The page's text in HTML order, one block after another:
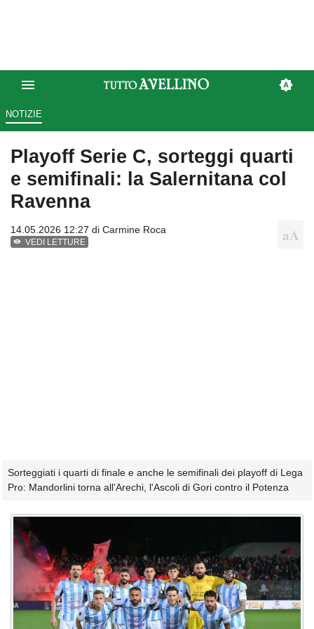
NOTIZIE
Playoff Serie C, sorteggi quarti
e semifinali: la Salernitana col
Ravenna
14.05.2026 12:27 di Carmine Roca
VEDI LETTURE
Sorteggiati i quarti di finale e anche le semifinali dei playoff di Lega
Pro: Mandorlini torna all'Arechi, l'Ascoli di Gori contro il Potenza